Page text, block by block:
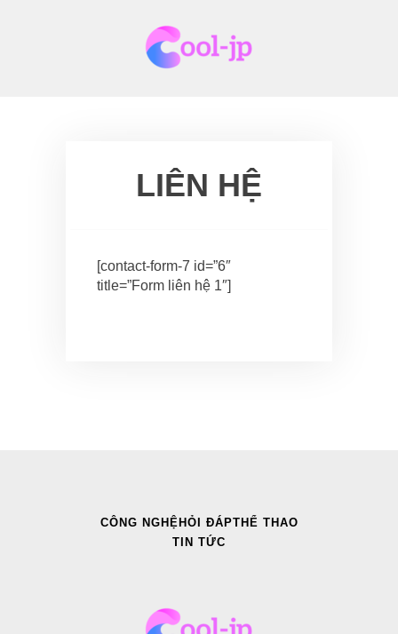
LIÊN HỆ
[contact-form-7 id=”6″
title=”Form liên hệ 1″]
CÔNG NGHỆ HỎI ĐÁPTHỂ THAO
TIN TỨC